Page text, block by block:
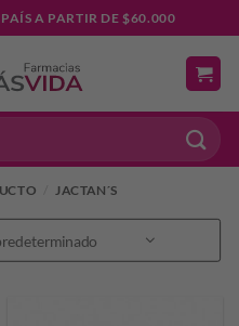
A PARTIR DE $60.000
JACTAN´S